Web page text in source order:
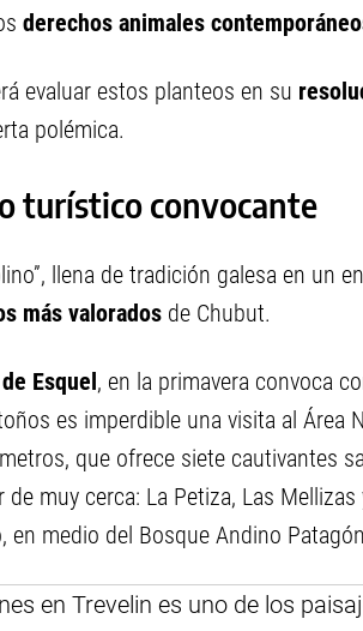
derechos animales
evaluar estos planteos en su
polémica.
turístico convocante
llena de tradición galesa en un
más valorados de Chubut.
Esquel, en la primavera convoca
es imperdible una visita al Área
que ofrece siete cautivantes
muy cerca: La Petiza, Las
en medio del Bosque Andino